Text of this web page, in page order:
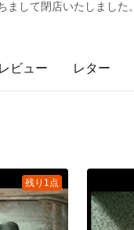
して閉店いたしました
レビュー レター
残り1点